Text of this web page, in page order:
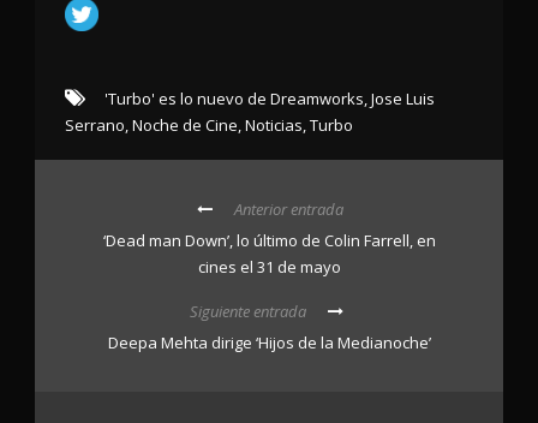
'Turbo' es lo nuevo de Dreamworks,Jose Luis
Serrano,Noche de Cine,Noticias,Turbo
Anterior entrada
‘Dead man Down’, lo último de Colin Farrell, en
cines el 31 de mayo
Siguiente entrada
Deepa Mehta dirige ‘Hijos de la Medianoche’